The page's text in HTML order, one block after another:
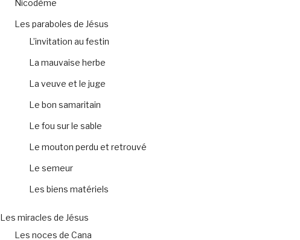
Nicodème
Les paraboles de Jésus
L’invitation au festin
La mauvaise herbe
La veuve et le juge
Le bon samaritain
Le fou sur le sable
Le mouton perdu et retrouvé
Le semeur
Les biens matériels
Les miracles de Jésus
Les noces de Cana